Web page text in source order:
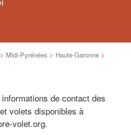
> Midi-Pyrénées > Haute-Garonne >
de contact des
volets disponibles à
volet.org.